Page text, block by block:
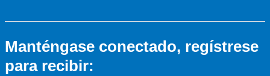
Manténgase conectado, regístrese
para recibir: